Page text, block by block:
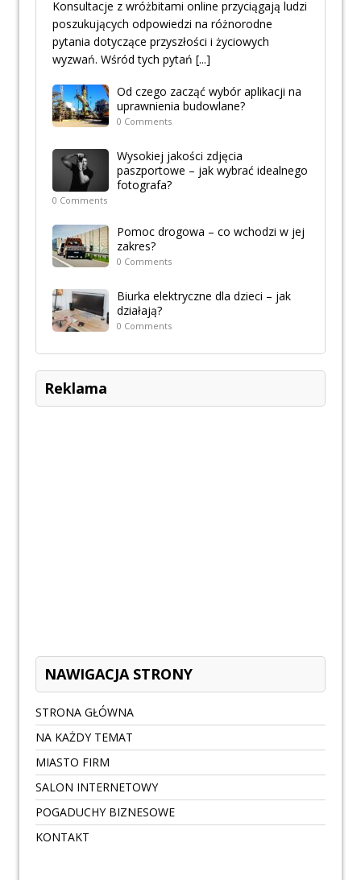
Konsultacje z wróżbitami online przyciągają ludzi
poszukujących odpowiedzi na różnorodne
pytania dotyczące przyszłości i życiowych
wyzwań. Wśród tych pytań [...]
Od czego zacząć wybór aplikacji na
uprawnienia budowlane?
0 Comments
Wysokiej jakości zdjęcia
paszportowe – jak wybrać idealnego
fotografa?
0 Comments
Pomoc drogowa – co wchodzi w jej
zakres?
0 Comments
Biurka elektryczne dla dzieci – jak
działają?
0 Comments
Reklama
NAWIGACJA STRONY
STRONA GŁÓWNA
NA KAŻDY TEMAT
MIASTO FIRM
SALON INTERNETOWY
POGADUCHY BIZNESOWE
KONTAKT